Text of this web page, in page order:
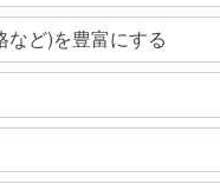
ど)を豊富にする